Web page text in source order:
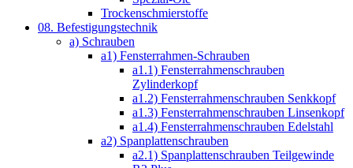
Trockenschmierstoffe
08. Befestigungstechnik
a) Schrauben
a1) Fensterrahmen-Schrauben
a1.1) Fensterrahmenschrauben
Zylinderkopf
a1.2) Fensterrahmenschrauben Senkkopf
a1.3) Fensterrahmenschrauben Linsenkopf
a1.4) Fensterrahmenschrauben Edelstahl
a2) Spanplattenschrauben
a2.1) Spanplattenschrauben Teilgewinde